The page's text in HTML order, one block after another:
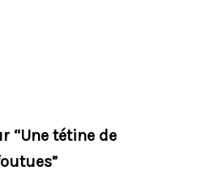
“Une tétine de